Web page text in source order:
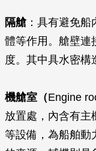
隔艙：具有避免船
體等作用。艙壁連
度。其中具水密構
機艙室（Engine
放置處，內含有主
等設備，為船舶動